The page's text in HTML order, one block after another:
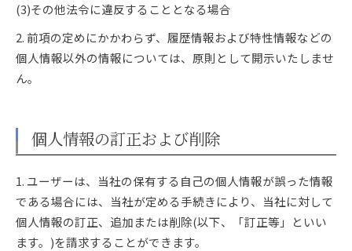
(3)その他法令に違反することとなる場合
2. 前項の定めにかかわらず、履歴情報および特性情報などの
個人情報以外の情報については、原則として開示いたしませ
ん。
個人情報の訂正および削除
1. ユーザーは、当社の保有する自己の個人情報が誤った情報
である場合には、当社が定める手続きにより、当社に対して
個人情報の訂正、追加または削除(以下、「訂正等」といい
ます。)を請求することができます。